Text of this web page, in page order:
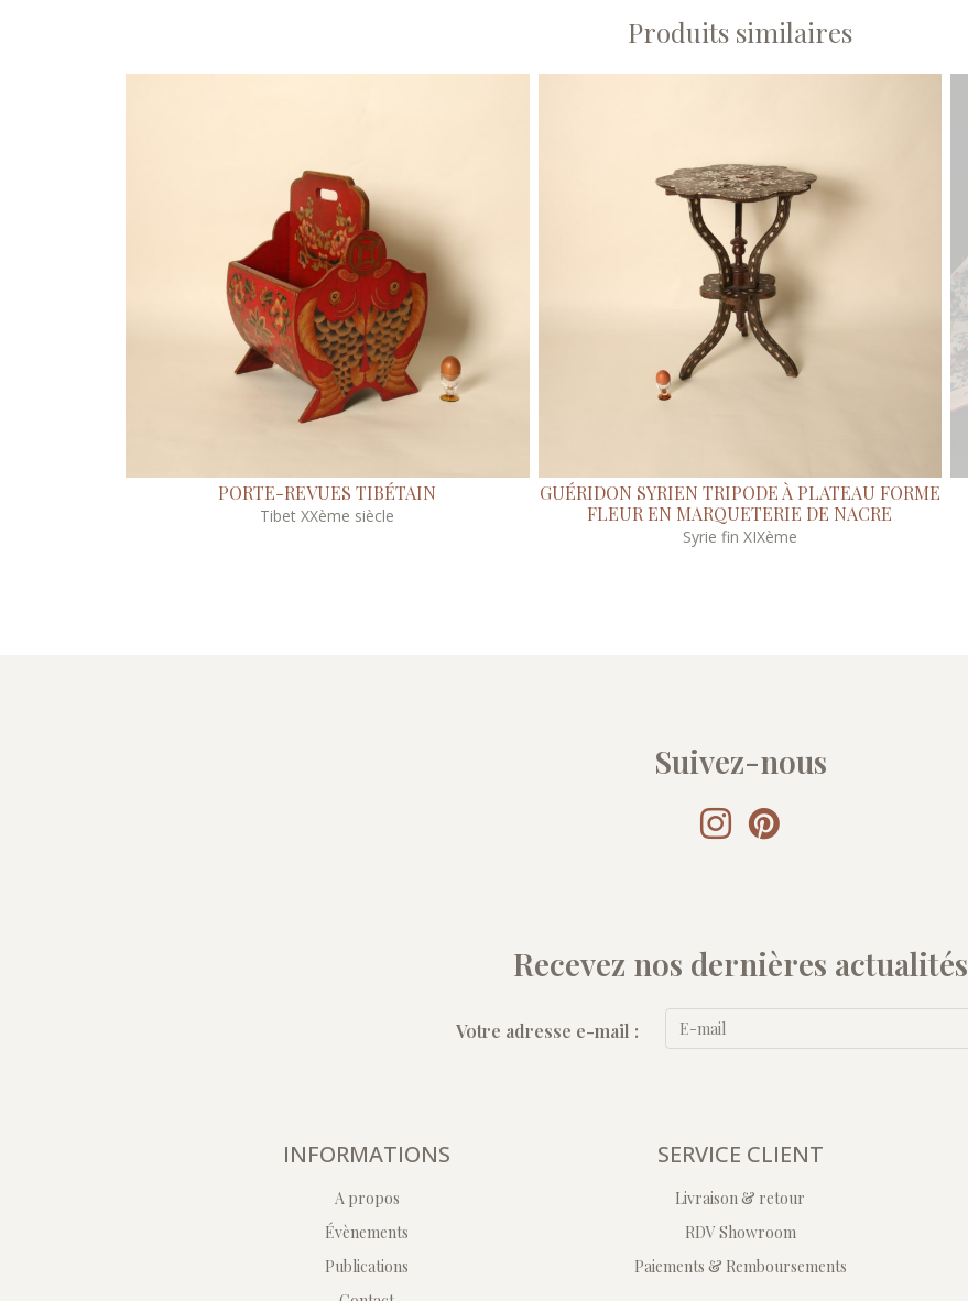
Produits similaires
PORTE-REVUES TIBÉTAIN
Tibet XXème siècle
GUÉRIDON SYRIEN TRIPODE À PLATEAU FORME
FLEUR EN MARQUETERIE DE NACRE
Syrie fin XIXème
Suivez-nous
Recevez nos dernières actualités
Votre adresse e-mail :
INFORMATIONS
A propos
Évènements
Publications
SERVICE CLIENT
Livraison & retour
RDV Showroom
Paiements & Remboursements